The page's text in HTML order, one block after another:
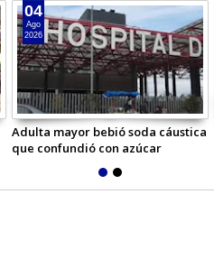
Adulta mayor bebió soda cáustica
que confundió con azúcar
04
Ago
2026